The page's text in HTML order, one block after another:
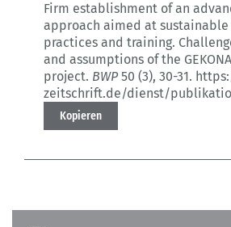
Firm establishment of an
approach aimed at sustainable
practices and training.
and assumptions of the
project. BWP50 (3), 30-31.
zeitschrift.de/dienst/
Kopieren